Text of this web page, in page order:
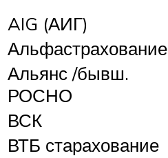
AIG (АИГ)
Альфастрахование
Альянс /бывш.
РОСНО
ВСК
ВТБ старахование